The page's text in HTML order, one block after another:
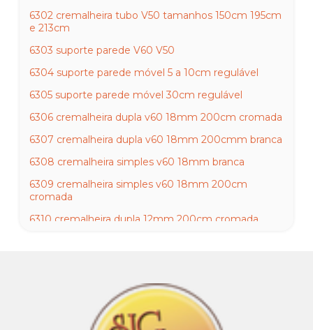
6302 cremalheira tubo V50 tamanhos 150cm 195cm
e 213cm
6303 suporte parede V60 V50
6304 suporte parede móvel 5 a 10cm regulável
6305 suporte parede móvel 30cm regulável
6306 cremalheira dupla v60 18mm 200cm cromada
6307 cremalheira dupla v60 18mm 200cmm branca
6308 cremalheira simples v60 18mm branca
6309 cremalheira simples v60 18mm 200cm
cromada
6310 cremalheira dupla 12mm 200cm cromada
6313 cremalheira simples 12mm 200 cromada
6314 cremalheira dupla 18mm meio slot cromada